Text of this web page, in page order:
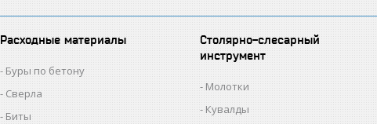
Расходные материалы
Буры по бетону
Сверла
Биты
Столярно-слесарный
инструмент
Молотки
Кувалды